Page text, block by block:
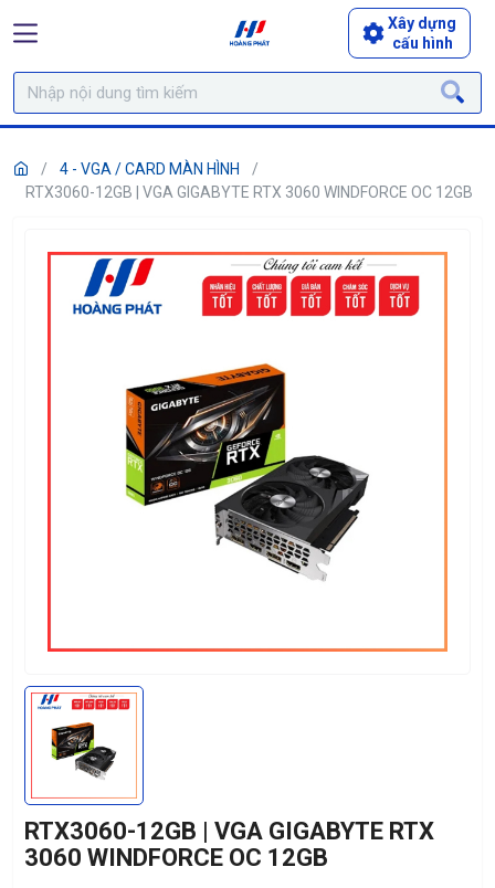
Xây dựng
cấu hình
4 - VGA / CARD MÀN HÌNH
RTX3060-12GB | VGA GIGABYTE RTX 3060 WINDFORCE OC 12GB
RTX3060-12GB | VGA GIGABYTE RTX
3060 WINDFORCE OC 12GB